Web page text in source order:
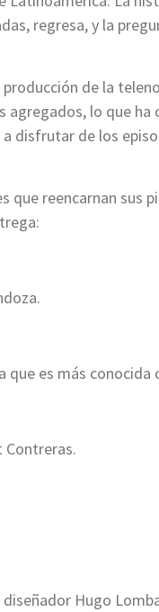
regresa, y la
de la
lo que ha
disfrutar de los
reencarnan sus
es más conocida
Contreras.
Hugo